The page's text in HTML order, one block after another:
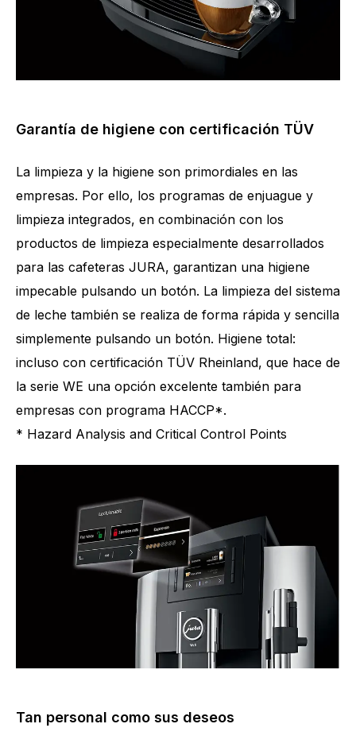
Garantía de higiene con certificación TÜV
La limpieza y la higiene son primordiales en las
empresas. Por ello, los programas de enjuague y
limpieza integrados, en combinación con los
productos de limpieza especialmente desarrollados
para las cafeteras JURA, garantizan una higiene
impecable pulsando un botón. La limpieza del sistema
de leche también se realiza de forma rápida y sencilla
simplemente pulsando un botón. Higiene total:
incluso con certificación TÜV Rheinland, que hace de
la serie WE una opción excelente también para
empresas con programa HACCP*.
* Hazard Analysis and Critical Control Points
Tan personal como sus deseos